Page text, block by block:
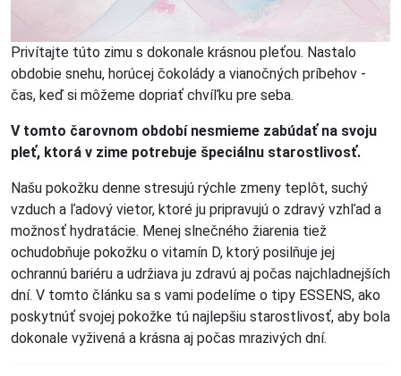
Privítajte túto zimu s dokonale krásnou pleťou. Nastalo
obdobie snehu, horúcej čokolády a vianočných príbehov -
čas, keď si môžeme dopriať chvíľku pre seba.
V tomto čarovnom období nesmieme zabúdať na svoju
pleť, ktorá v zime potrebuje špeciálnu starostlivosť.
Našu pokožku denne stresujú rýchle zmeny teplôt, suchý
vzduch a ľadový vietor, ktoré ju pripravujú o zdravý vzhľad a
možnosť hydratácie. Menej slnečného žiarenia tiež
ochudobňuje pokožku o vitamín D, ktorý posilňuje jej
ochrannú bariéru a udržiava ju zdravú aj počas najchladnejších
dní. V tomto článku sa s vami podelíme o tipy ESSENS, ako
poskytnúť svojej pokožke tú najlepšiu starostlivosť, aby bola
dokonale vyživená a krásna aj počas mrazivých dní.